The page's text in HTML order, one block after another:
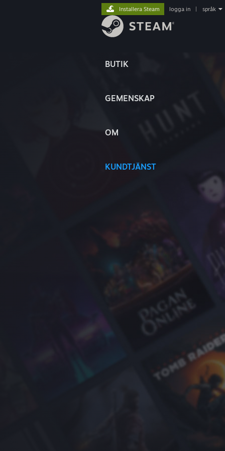
BUTIK
GEMENSKAP
OM
KUNDTJÄNST
Installera Steam logga in språk